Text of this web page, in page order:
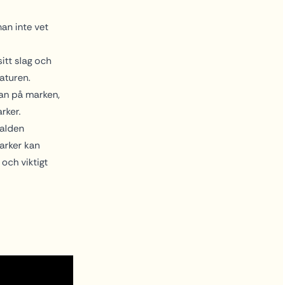
inte vet
slag och
på marken,
kan
viktigt